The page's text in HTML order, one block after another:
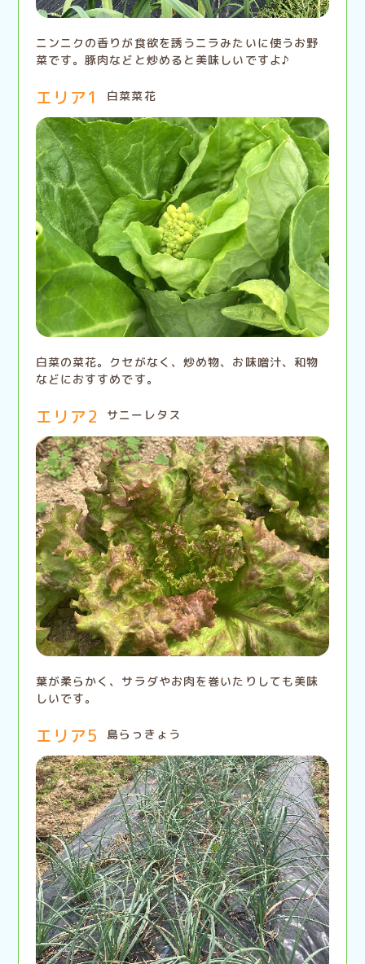
ニンニクの香りが食欲を誘うニラみたいに使うお野
菜です。豚肉などと炒めると美味しいですよ♪
エリア1 白菜菜花
白菜の菜花。クセがなく、炒め物、お味噌汁、和物
などにおすすめです。
エリア2 サニーレタス
葉が柔らかく、サラダやお肉を巻いたりしても美味
しいです。
エリア5 島らっきょう